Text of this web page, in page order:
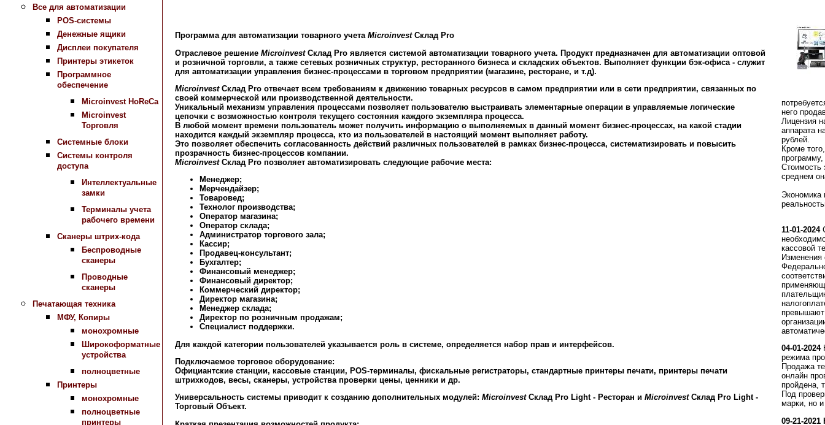
Все для автоматизации
POS-системы
Денежные ящики
Дисплеи покупателя
Принтеры этикеток
Программное
обеспечение
Microinvest HoReCa
Microinvest
Торговля
Системные блоки
Системы контроля
доступа
Интеллектуальные
замки
Терминалы учета
рабочего времени
Сканеры штрих-кода
Беспроводные
сканеры
Проводные
сканеры
Печатающая техника
МФУ, Копиры
монохромные
Широкоформатные
устройства
полноцветные
Принтеры
монохромные
полноцветные
Программа для автоматизации товарного учета MicroinvestСклад Pro
Отраслевое решение MicroinvestСклад Pro является системой автоматизации товарного учета. Продукт предназначен для автоматизации оптовой
и розничной торговли, а также сетевых розничных структур, ресторанного бизнеса и складских объектов. Выполняет функции бэк-офиса - служит
для автоматизации управления бизнес-процессами в торговом предприятии (магазине, ресторане, и т.д).
MicroinvestСклад Pro отвечает всем требованиям к движению товарных ресурсов в самом предприятии или в сети предприятии, связанных по
своей коммерческой или производственной деятельности.
Уникальный механизм управления процессами позволяет пользователю выстраивать элементарные операции в управляемые логические
цепочки с возможностью контроля текущего состояния каждого экземпляра процесса.
В любой момент времени пользователь может получить информацию о выполняемых в данный момент бизнес-процессах, на какой стадии
находится каждый экземпляр процесса, кто из пользователей в настоящий момент выполняет работу.
Это позволяет обеспечить согласованность действий различных пользователей в рамках бизнес-процесса, систематизировать и повысить
прозрачность бизнес-процессов компании.
MicroinvestСклад Pro позволяет автоматизировать следующие рабочие места:
Mенеджер;
Мерчендайзер;
Товаровед;
Технолог производства;
Оператор магазина;
Оператор склада;
Администратор торгового зала;
Кассир;
Продавец-консультант;
Бухгалтер;
Финансовый менеджер;
Финансовый директор;
Коммерческий директор;
Директор магазина;
Менеджер склада;
Директор по розничным продажам;
Специалист поддержки.
Для каждой категории пользователей указывается роль в системе, определяется набор прав и интерфейсов.
Подключаемое торговое оборудование:
Официантские станции, кассовые станции, POS-терминалы, фискальные регистраторы, стандартные принтеры печати, принтеры печати
штрихкодов, весы, сканеры, устройства проверки цены, ценники и др.
Универсальность системы приводит к созданию дополнительных модулей: MicroinvestСклад Pro Light- Ресторан и MicroinvestСклад Pro Light-
Торговый Объект.
него
Лицензия
аппарата
рублей.
Кроме
Стоимость
среднем
Экономика
11-01-2024
кассовой
Изменения
превышают
04-01-2024
режима
Продажа
онлайн
пройдена,
Под
марки, но и
09-21-2021